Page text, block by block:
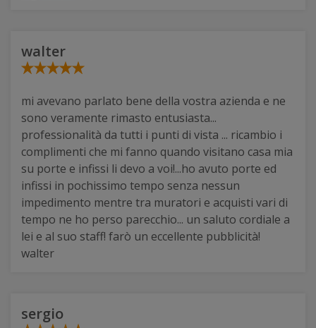
walter
mi avevano parlato bene della vostra azienda e ne
sono veramente rimasto entusiasta...
professionalità da tutti i punti di vista ... ricambio i
complimenti che mi fanno quando visitano casa mia
su porte e infissi li devo a voi!...ho avuto porte ed
infissi in pochissimo tempo senza nessun
impedimento mentre tra muratori e acquisti vari di
tempo ne ho perso parecchio... un saluto cordiale a
lei e al suo staff! farò un eccellente pubblicità!
walter
sergio